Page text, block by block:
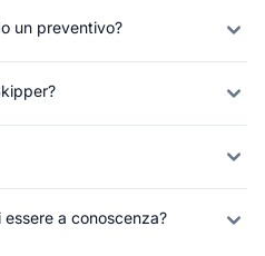
un preventivo?
a conoscenza?